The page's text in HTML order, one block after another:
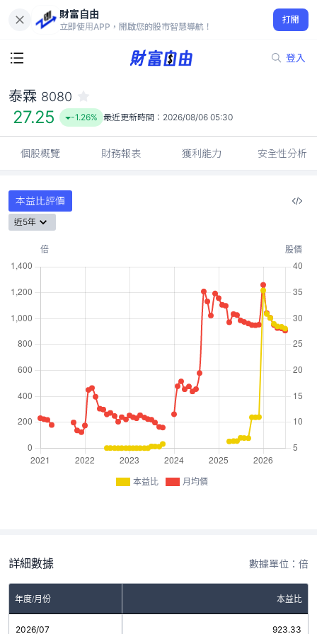
財富自由
立即使用APP，開啟您的股市智慧導航！
打開
登入
27.25
-1.26%
泰霖 8080
27.25 -1.26% 最近更新時間： 2026/08/06 05:30
個股概覽 財務報表 獲利能力 安全性分析
本益比評價
近5年
本益比 月均價
詳細數據 數據單位：倍
年度/月份 本益比
2026/07 923.33